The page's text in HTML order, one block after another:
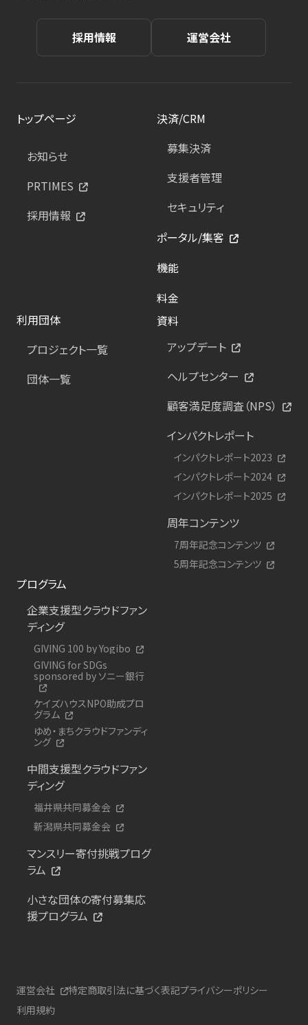
採用情報 運営会社
トップページ
お知らせ
PRTIMES
採用情報
決済/CRM
募集決済
支援者管理
セキュリティ
ポータル/集客
機能
料金
利用団体
プロジェクト一覧
団体一覧
資料
アップデート
ヘルプセンター
顧客満足度調査（NPS）
インパクトレポート
インパクトレポート2023
インパクトレポート2024
インパクトレポート2025
周年コンテンツ
7周年記念コンテンツ
5周年記念コンテンツ
プログラム
企業支援型クラウドファン
ディング
GIVING 100 by Yogibo
GIVING for SDGs
sponsored by ソニー銀行
ケイズハウスNPO助成プロ
グラム
ゆめ・まちクラウドファンディ
ング
中間支援型クラウドファン
ディング
福井県共同募金会
新潟県共同募金会
マンスリー寄付挑戦プログ
ラム
小さな団体の寄付募集応
援プログラム
運営会社 特定商取引法に基づく表記プライバシーポリシー
利用規約